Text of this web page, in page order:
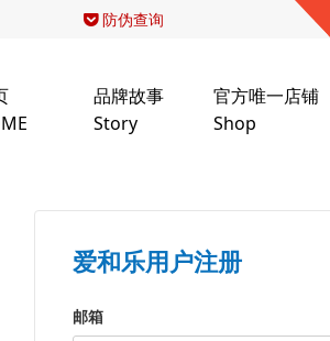
防伪查询
品牌故事
Story
官方唯一店铺
Shop
爱和乐用户注册
邮箱